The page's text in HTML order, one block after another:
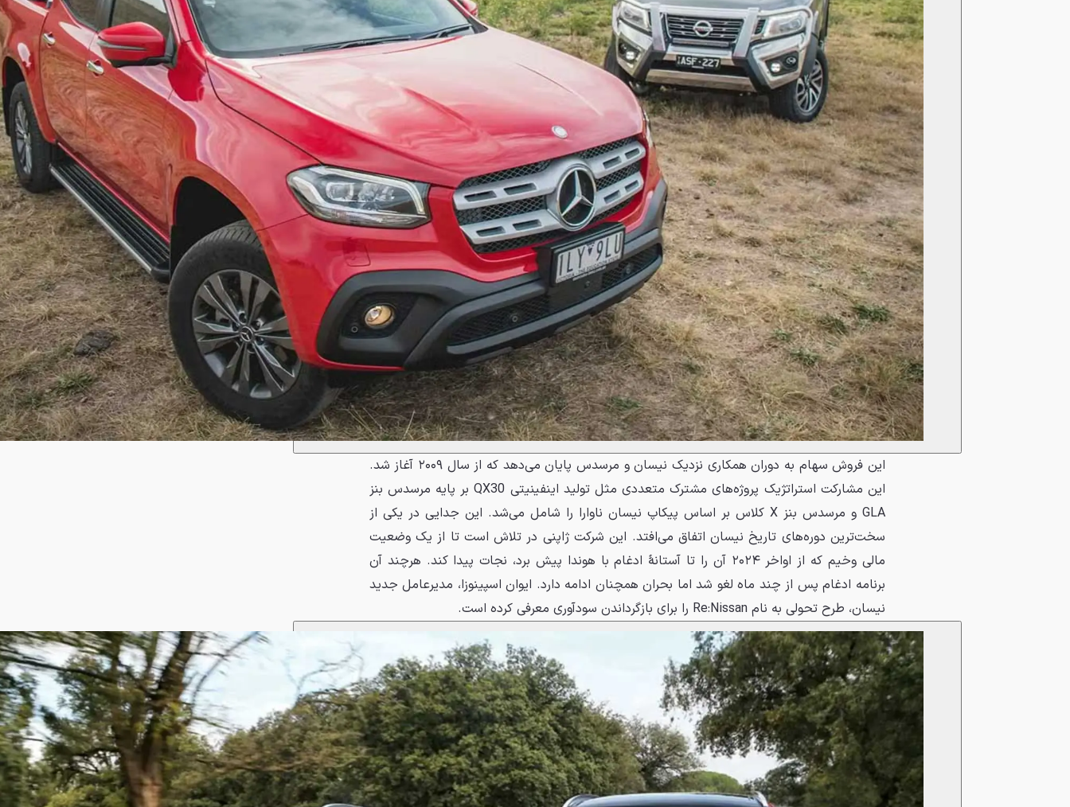
این فروش سهام به دوران همکاری نزدیک نیسان و مرسدس پایان می‌دهد که از سال ۲۰۰۹ آغاز شد.
این مشارکت استراتژیک پروژه‌های مشترک متعددی مثل تولید اینفینیتی QX30 بر پایه مرسدس بنز
GLA و مرسدس بنز X کلاس بر اساس پیکاپ نیسان ناوارا را شامل می‌شد. این جدایی در یکی از
سخت‌ترین دوره‌های تاریخ نیسان اتفاق می‌افتد. این شرکت ژاپنی در تلاش است تا از یک وضعیت
مالی وخیم که از اواخر ۲۰۲۴ آن را تا آستانهٔ ادغام با هوندا پیش برد، نجات پیدا کند. هرچند آن
برنامه ادغام پس از چند ماه لغو شد اما بحران همچنان ادامه دارد. ایوان اسپینوزا، مدیرعامل جدید
نیسان، طرح تحولی به نام Re:Nissan را برای بازگرداندن سودآوری معرفی کرده است.